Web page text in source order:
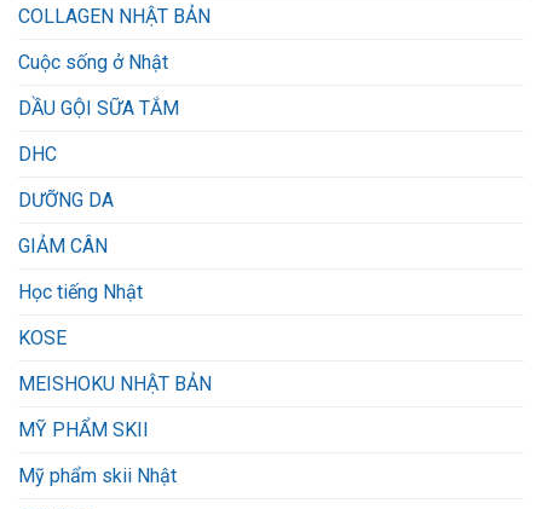
COLLAGEN NHẬT BẢN
Cuộc sống ở Nhật
DẦU GỘI SỮA TẮM
DHC
DƯỠNG DA
GIẢM CÂN
Học tiếng Nhật
KOSE
MEISHOKU NHẬT BẢN
MỸ PHẨM SKII
Mỹ phẩm skii Nhật